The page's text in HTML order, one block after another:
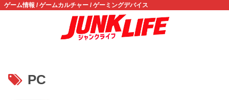
ゲーム情報 / ゲームカルチャー / ゲーミングデバイス
PC